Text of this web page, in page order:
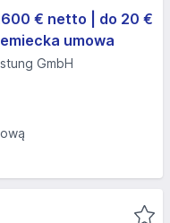
€ netto | do 20 €
umowa
GmbH